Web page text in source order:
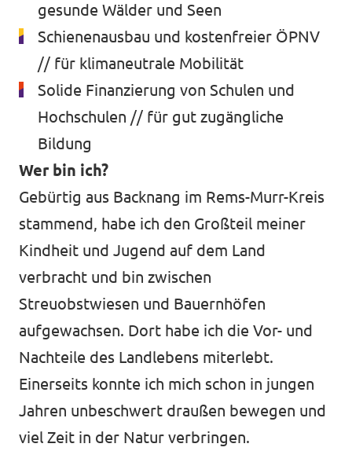
gesunde Wälder und Seen
Schienenausbau und kostenfreier ÖPNV
// für klimaneutrale Mobilität
Solide Finanzierung von Schulen und
Hochschulen // für gut zugängliche
Bildung
Wer bin ich?
Gebürtig aus Backnang im Rems-Murr-Kreis
stammend, habe ich den Großteil meiner
Kindheit und Jugend auf dem Land
verbracht und bin zwischen
Streuobstwiesen und Bauernhöfen
aufgewachsen. Dort habe ich die Vor- und
Nachteile des Landlebens miterlebt.
Einerseits konnte ich mich schon in jungen
Jahren unbeschwert draußen bewegen und
viel Zeit in der Natur verbringen.